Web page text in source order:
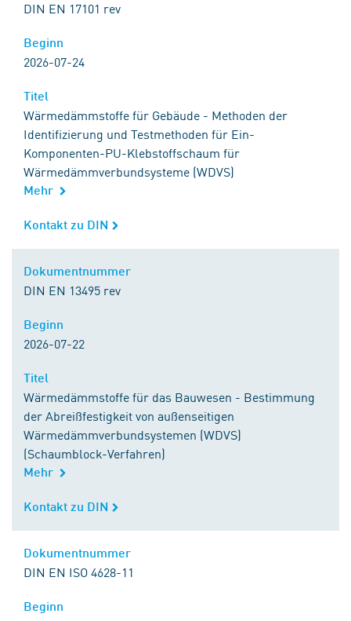
DIN EN 17101 rev
Beginn
2026-07-24
Titel
Wärmedämmstoffe für Gebäude - Methoden der
Identifizierung und Testmethoden für Ein-
Komponenten-PU-Klebstoffschaum für
Wärmedämmverbundsysteme (WDVS)
Mehr
Kontakt zu DIN
Kontakt zu DIN
Dokumentnummer
DIN EN 13495 rev
Beginn
2026-07-22
Titel
Wärmedämmstoffe für das Bauwesen - Bestimmung
der Abreißfestigkeit von außenseitigen
Wärmedämmverbundsystemen (WDVS)
(Schaumblock-Verfahren)
Mehr
Kontakt zu DIN
Kontakt zu DIN
Dokumentnummer
DIN EN ISO 4628-11
Beginn